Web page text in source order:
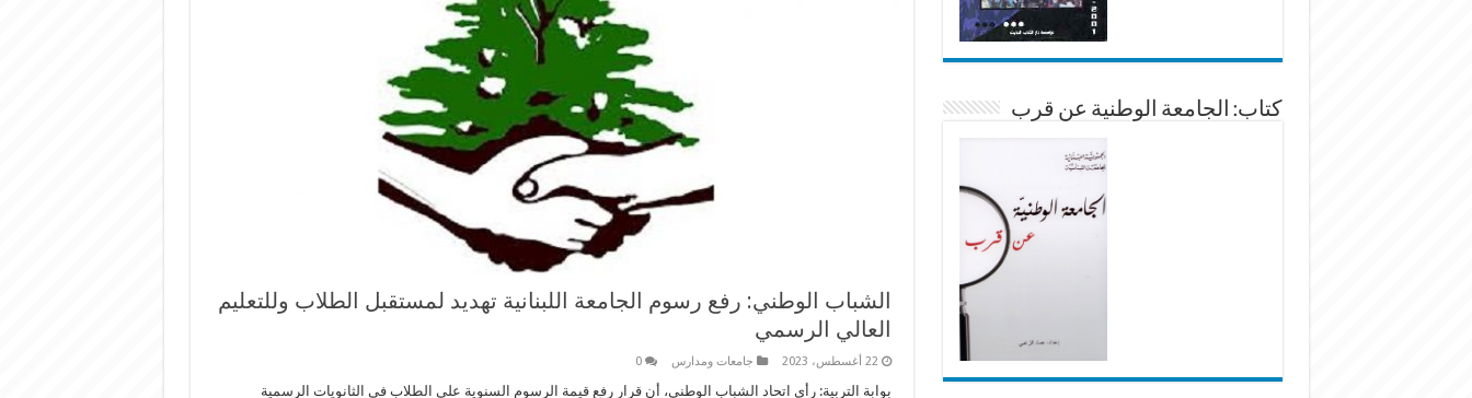
الشباب الوطني: رفع رسوم الجامعة اللبنانية تهديد لمستقبل الطلاب وللتعليم
العالي الرسمي
22 أغسطس، 2023 جامعات ومدارس 0
بوابة التربية: رأى اتحاد الشباب الوطني، أن قرار رفع قيمة الرسوم السنوية على الطلاب في الثانويات الرسمية
كتاب: الجامعة الوطنية عن قرب